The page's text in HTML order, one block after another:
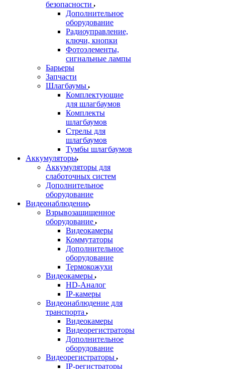
безопасности
Дополнительное
оборудование
Радиоуправление,
ключи, кнопки
Фотоэлементы,
сигнальные лампы
Барьеры
Запчасти
Шлагбаумы
Комплектующие
для шлагбаумов
Комплекты
шлагбаумов
Стрелы для
шлагбаумов
Тумбы шлагбаумов
Аккумуляторы
Аккумуляторы для
слаботочных систем
Дополнительное
оборудование
Видеонаблюдение
Взрывозащищенное
оборудование
Видеокамеры
Коммутаторы
Дополнительное
оборудование
Термокожухи
Видеокамеры
HD-Аналог
IP-камеры
Видеонаблюдение для
транспорта
Видеокамеры
Видеорегистраторы
Дополнительное
оборудование
Видеорегистраторы
IP-регистраторы